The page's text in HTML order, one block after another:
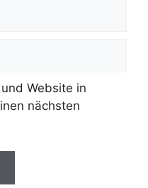
Website in
nächsten